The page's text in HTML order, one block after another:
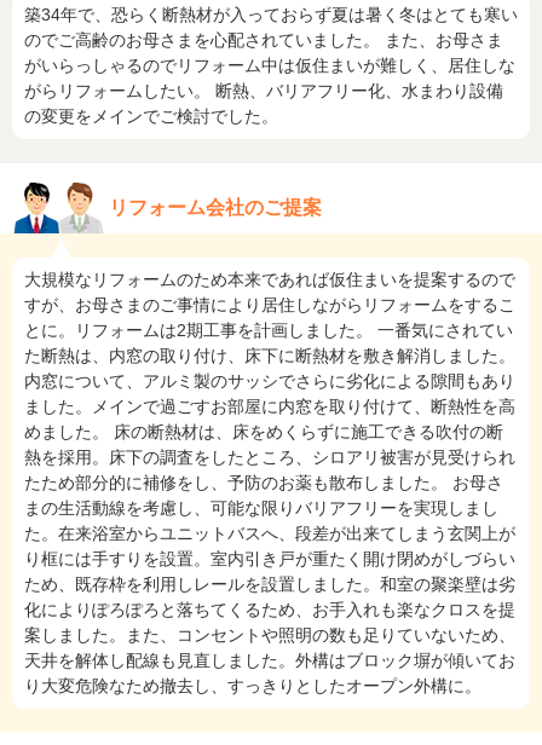
築34年で、恐らく断熱材が入っておらず夏は暑く冬はとても寒い
のでご高齢のお母さまを心配されていました。 また、お母さま
がいらっしゃるのでリフォーム中は仮住まいが難しく、居住しな
がらリフォームしたい。 断熱、バリアフリー化、水まわり設備
の変更をメインでご検討でした。
リフォーム会社のご提案
大規模なリフォームのため本来であれば仮住まいを提案するので
すが、お母さまのご事情により居住しながらリフォームをするこ
とに。リフォームは2期工事を計画しました。 一番気にされてい
た断熱は、内窓の取り付け、床下に断熱材を敷き解消しました。
内窓について、アルミ製のサッシでさらに劣化による隙間もあり
ました。メインで過ごすお部屋に内窓を取り付けて、断熱性を高
めました。 床の断熱材は、床をめくらずに施工できる吹付の断
熱を採用。床下の調査をしたところ、シロアリ被害が見受けられ
たため部分的に補修をし、予防のお薬も散布しました。 お母さ
まの生活動線を考慮し、可能な限りバリアフリーを実現しまし
た。在来浴室からユニットバスへ、段差が出来てしまう玄関上が
り框には手すりを設置。室内引き戸が重たく開け閉めがしづらい
ため、既存枠を利用しレールを設置しました。和室の聚楽壁は劣
化によりぽろぽろと落ちてくるため、お手入れも楽なクロスを提
案しました。また、コンセントや照明の数も足りていないため、
天井を解体し配線も見直しました。外構はブロック塀が傾いてお
り大変危険なため撤去し、すっきりとしたオープン外構に。